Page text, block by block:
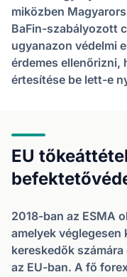
miközben
BaFin-szabályozott
ugyanazon védelmi
érdemes ellenőrizni,
értesítése be lett-e
EU
2018-ban az ESMA
amelyek
kereskedők
az EU-ban. A fő